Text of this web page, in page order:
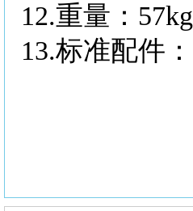
12.重量： 57kg
13.标准配件：